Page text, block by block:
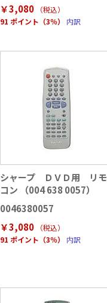
￥3,080
（税込）
91 ポイント（3％）
内訳
シャープ ＤＶＤ用 リモ
コン （004 638 0057）
0046380057
￥3,080
（税込）
91 ポイント（3％）
内訳